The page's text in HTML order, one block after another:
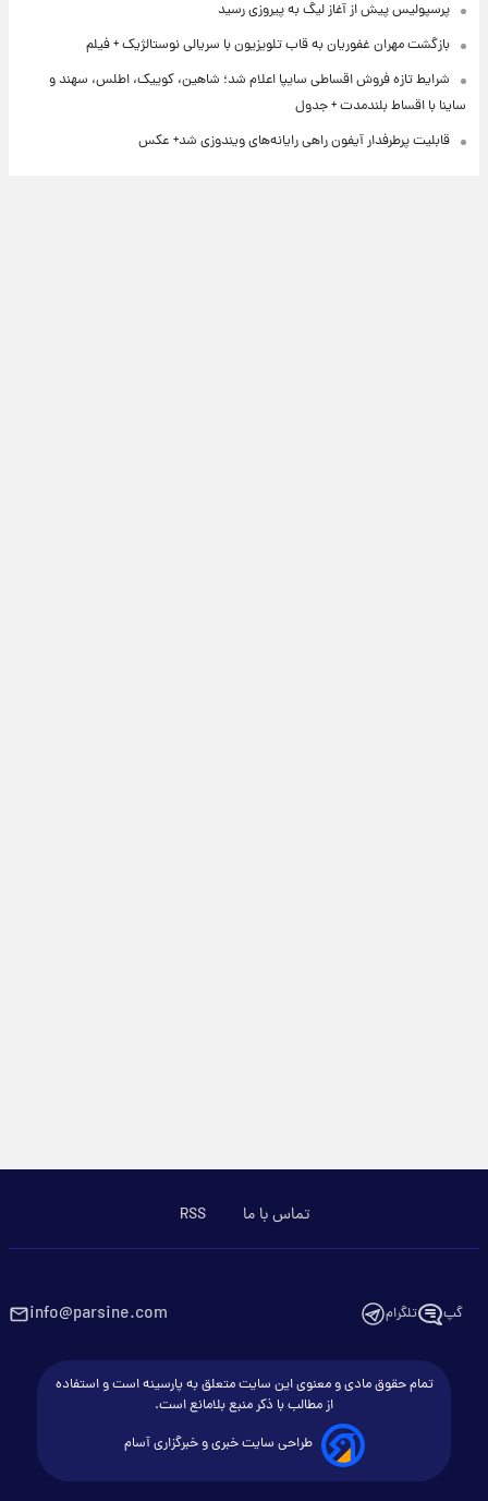
پرسپولیس پیش از آغاز لیگ به پیروزی رسید
بازگشت مهران غفوریان به قاب تلویزیون با سریالی نوستالژیک + فیلم
شرایط تازه فروش اقساطی سایپا اعلام شد؛ شاهین، کوییک، اطلس، سهند و
ساینا با اقساط بلندمدت + جدول
قابلیت پرطرفدار آیفون راهی رایانه‌های ویندوزی شد+ عکس
تماس با ما RSS
گپ تلگرام info@parsine.com
تمام حقوق مادی و معنوی این سایت متعلق به پارسینه است و استفاده
از مطالب با ذکر منبع بلامانع است.
طراحی سایت خبری و خبرگزاری آسام